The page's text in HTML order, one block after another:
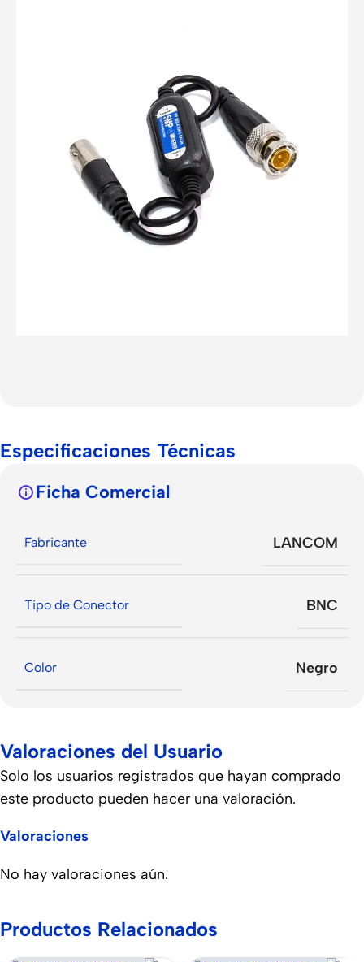
Especificaciones Técnicas
Ficha Comercial
Fabricante LANCOM
Tipo de Conector BNC
Color Negro
Valoraciones del Usuario
Valoraciones
No hay valoraciones aún.
Solo los usuarios registrados que hayan comprado
este producto pueden hacer una valoración.
Productos Relacionados